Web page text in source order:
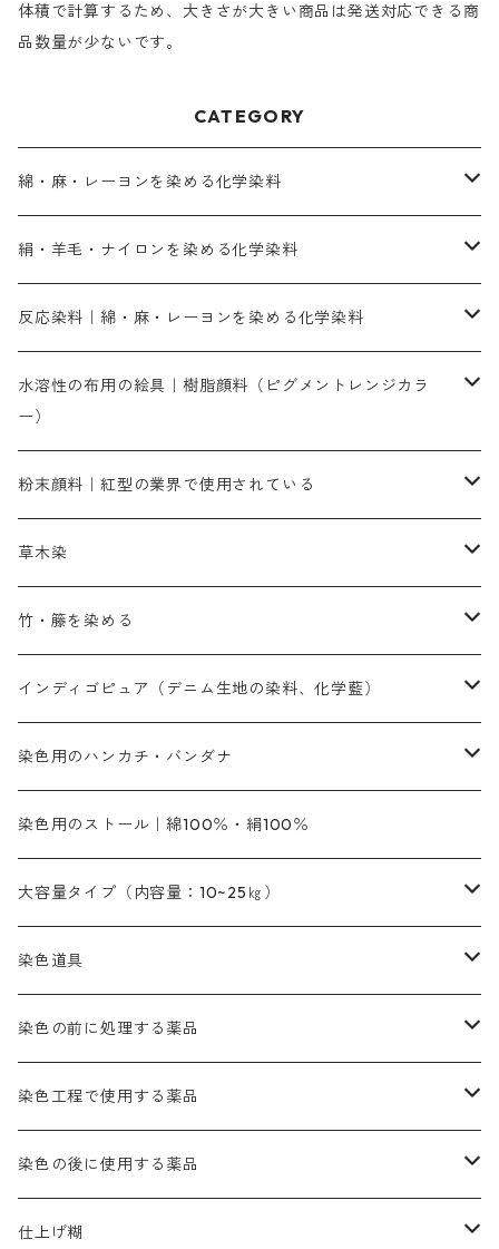
体積で計算するため、大きさが大きい商品は発送対応できる商
品数量が少ないです。
CATEGORY
綿・麻・レーヨンを染める化学染料
直接染料－染色手順が簡単
人気のおすすめ直接染料
染色に必要な薬品類
橙色系
青色系
紫色系
緑色系
茶色系
染料一覧ー100g入り
絹・羊毛・ナイロンを染める化学染料
お買い得品
染料一覧
人気のおすすめ染料
橙色系
緑色系
茶色系
灰色系
黒色系
染色に必要な薬品類
補助薬品
反応染料｜綿・麻・レーヨンを染める化学染料
お勧めの3原色（赤・青・黄色）
お勧め｜スミフィックス～
3原色以外の色目
赤色
茶色｜20g入りのみ公開
灰色｜20g入りのみ公開
黒色
染色に必要な薬品
アルカリ剤
補助薬品
捺染に必要な材料
捺染糊
水溶性の布用の絵具｜樹脂顔料（ピグメントレンジカラ
ー）
ネオカラー（色）
内容量：100g
内容量：500g
バィンダー（定着剤）
増粘剤
黄色系
エロ―M3G｜定番の色合い
エロー ＭＧＲ｜明るい緑みの黄色
オレンジ系
オレンヂMG｜黄みの橙色
オレンヂMGD（定番の色合い）
赤色系
レットMFB｜赤色（定番の色合い）
レットMG｜黄みの朱色
青色系
ネビーブルーMB（定番の色合い）
ブルーMB（定番の色合い）
紫色系
バイオレットMFB
緑色系
ダークグリンMG（定番の色合い）
グリーンMB｜緑色
茶色系
ダークブロンMFB｜こげ茶色
ブロンHNR｜こげ茶色
黒色系
ブラックMK（赤みの黒色）
白色系（定番の色合い）
粉末顔料｜紅型の業界で使用されている
赤色系
本洋紅
代用朱黄色口
黄色系
ファストエロ―10GN（鮮やかな黄色）
ファストエロ―5GN（黄色）
青色系
NSBAブルー
群青
白色｜胡粉
黒色｜在庫処分特価
緑色｜在庫処分特価
茶色｜在庫処分特価
草木染
植物染料
人気のおすすめ植物染料
インド茜・西洋茜の個別販売
カッチ｜茶系
霧島産・晩秋茶｜黄金色（赤みの黄色）｜準備中
濃染処理剤｜ソルバックスPS－900
媒染剤
アルミ媒染剤
鉄媒染剤
ソーダ灰｜アルカリ性のPH調整剤
藍染
ぶどう糖
ハイドロサルファイトコンク
染色用途のハンカチ・バンダナ
45cm×45cm（ハンカチ）｜端の始末も綿糸｜タグなし
54cm×54cm（バンダナ）｜端の始末も綿糸｜タグなし
竹・籐を染める
人気のおすすめ竹・藤を染める染料
塩基性染料（混色可能）
ビスマークブロンB｜赤茶色
塩基性エロ―｜液体タイプ
ローダミンB｜赤紫色｜マゼンダ色
オリジナル染料｜スス竹色｜ミキセットファストブロンGR
インディゴピュア（デニム生地の染料、化学藍）
初心者向けお試しセット販売
インディゴピュア
アルカリ剤
ハイドロサルファイトコンク
酸性剤
染色用のハンカチ・バンダナ
45cm×45cm（ハンカチ）｜端の始末も綿糸｜タグなし
54cm×54cm（バンダナ）｜端の始末も綿糸｜タグなし
染色用のストール｜綿100％・絹100％
大容量タイプ（内容量：10~25㎏）
芒硝｜綿の染色時の吸収促進剤
ソーダ灰｜アルカリ性のPH調整剤
硫酸第一鉄｜鉄媒染剤
染色道具
刷毛
摺込み刷毛（スリコミハケ）ー夏毛（硬いタイプ）
摺込み刷毛（スリコミハケ）ー冬毛（柔らかいタイプ）
ローケツ筆
ローケツ用筆｜1本～販売
ローケツ用筆ー10%off｜20本セットお取り寄せ品
洋型紙（9番手｜中薄口、10番手｜中厚口）
有償サンプル品｜約20cm×27cm
張木｜入荷待ち
染色の前に処理する薬品
精練剤｜汚れ落とし剤｜針状マルセル石鹸
糊落とし剤｜ソルベンCA
濃染処理剤｜ソルバックスPS－900
染色工程で使用する薬品
染料の吸収促進剤
酢酸｜絹・羊毛・ナイロンに使用する
染料のムラ染め抑制剤（均染剤）
染色の後に使用する薬品
ソーピング剤｜未定着の染料を除去すること
仕上げ糊